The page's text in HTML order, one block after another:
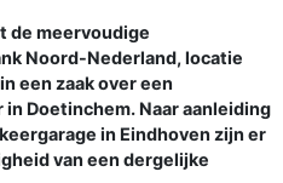
de meervoudige
Noord-Nederland, locatie
een zaak over een
Doetinchem. Naar aanleiding
in Eindhoven zijn er
van een dergelijke